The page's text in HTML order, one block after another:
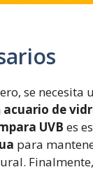
se necesita
acuario de
UVB es
para